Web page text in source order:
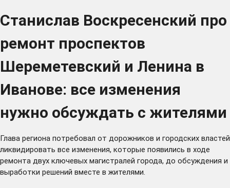
Станислав Воскресенский про
ремонт проспектов
Шереметевский и Ленина в
Иванове: все изменения
нужно обсуждать с жителями
Глава региона потребовал от дорожников и городских властей
ликвидировать все изменения, которые появились в ходе
ремонта двух ключевых магистралей города, до обсуждения и
выработки решений вместе в жителями.